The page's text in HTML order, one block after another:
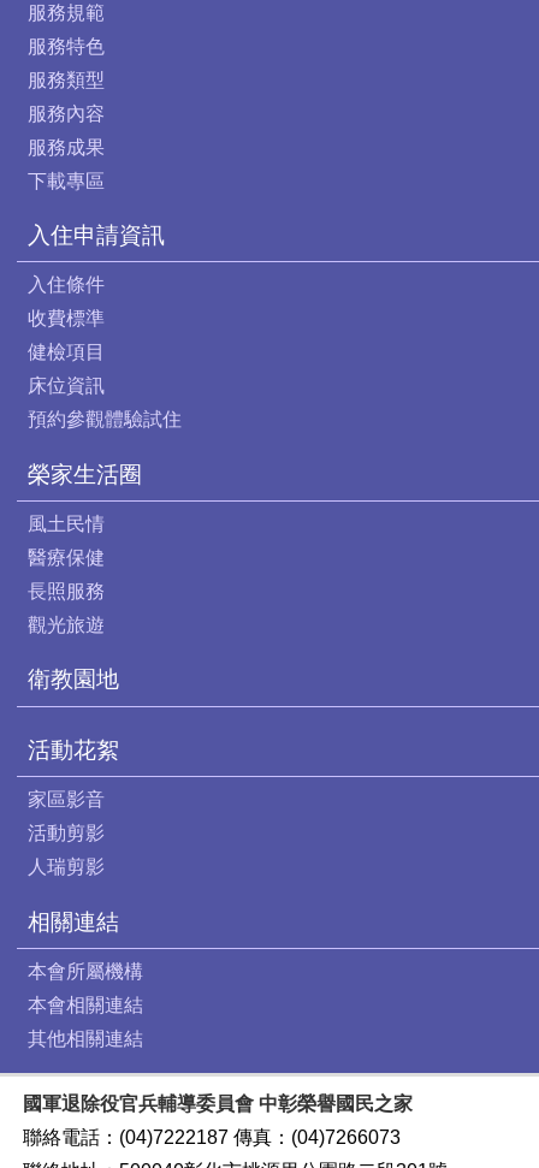
服務規範
服務特色
服務類型
服務內容
服務成果
下載專區
入住申請資訊
入住條件
收費標準
健檢項目
床位資訊
預約參觀體驗試住
榮家生活圈
風土民情
醫療保健
長照服務
觀光旅遊
衛教園地
活動花絮
家區影音
活動剪影
人瑞剪影
相關連結
本會所屬機構
本會相關連結
其他相關連結
國軍退除役官兵輔導委員會 中彰榮譽國民之家
聯絡電話：(04)7222187 傳真：(04)7266073